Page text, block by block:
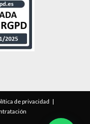
de privacidad